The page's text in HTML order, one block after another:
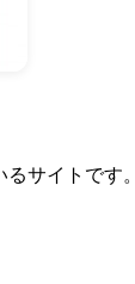
サイトです。